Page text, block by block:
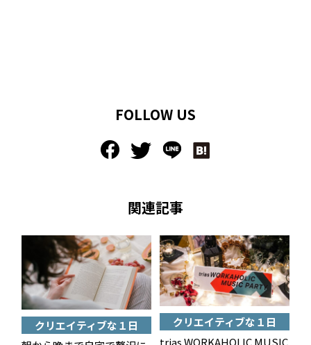
FOLLOW US
関連記事
クリエイティブな１日
クリエイティブな１日
trias WORKAHOLIC MUSIC